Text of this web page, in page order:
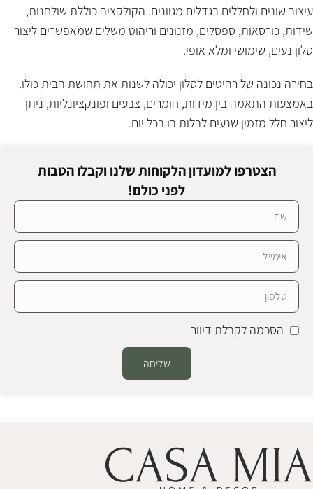
עיצוב שונים ולחללים בגדלים מגוונים. הקולקציה כוללת שולחנות,
שידות, כורסאות, ספסלים, מזנונים וריהוט משלים שמאפשרים ליצור
סלון נעים, שימושי ומלא אופי.
בחירה נכונה של רהיטים לסלון יכולה לשנות את תחושת הבית כולו.
באמצעות התאמה בין מידות, חומרים, צבעים ופונקציונליות, ניתן
ליצור חלל מזמין שנעים לבלות בו בכל יום.
הצטרפו למועדון הלקוחות שלנו וקבלו הטבות
לפני כולם!
הסכמה לקבלת דיוור
שליחה